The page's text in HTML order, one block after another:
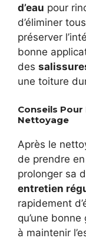
d’eau pour
d’éliminer
préserver
bonne
des
une toiture
Conseils
Nettoyage
Après le
de prendre
prolonger sa
entretien
rapidement
qu’une
à maintenir